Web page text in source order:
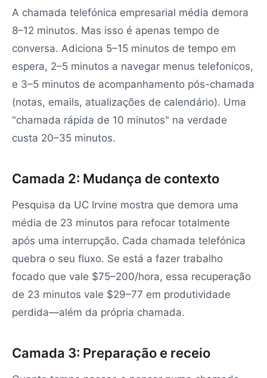
A chamada telefónica empresarial média demora
8–12 minutos. Mas isso é apenas tempo de
conversa. Adiciona 5–15 minutos de tempo em
espera, 2–5 minutos a navegar menus telefonicos,
e 3–5 minutos de acompanhamento pós-chamada
(notas, emails, atualizações de calendário). Uma
"chamada rápida de 10 minutos" na verdade
custa 20–35 minutos.
Camada 2: Mudança de contexto
Pesquisa da UC Irvine mostra que demora uma
média de 23 minutos para refocar totalmente
após uma interrupção. Cada chamada telefónica
quebra o seu fluxo. Se está a fazer trabalho
focado que vale $75–200/hora, essa recuperação
de 23 minutos vale $29–77 em produtividade
perdida—além da própria chamada.
Camada 3: Preparação e receio